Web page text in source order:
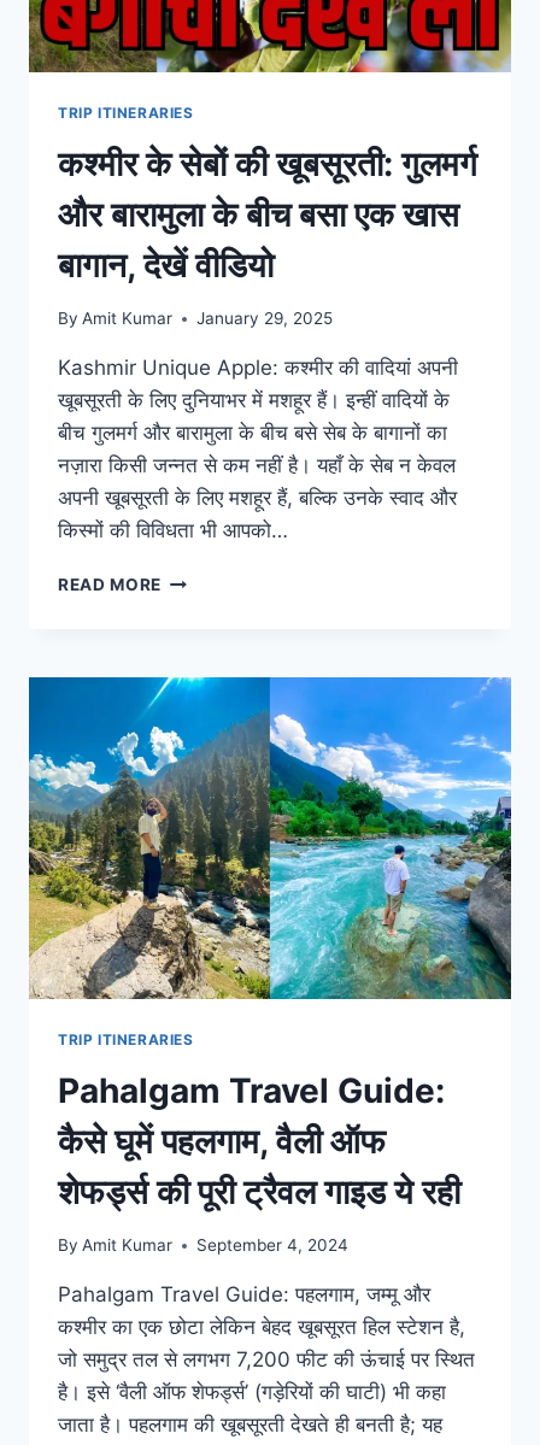
TRIP ITINERARIES
कश्मीर के सेबों की खूबसूरती: गुलमर्ग
और बारामुला के बीच बसा एक खास
बागान, देखें वीडियो
By Amit Kumar January 29, 2025
Kashmir Unique Apple: कश्मीर की वादियां अपनी
खूबसूरती के लिए दुनियाभर में मशहूर हैं। इन्हीं वादियों के
बीच गुलमर्ग और बारामुला के बीच बसे सेब के बागानों का
नज़ारा किसी जन्नत से कम नहीं है। यहाँ के सेब न केवल
अपनी खूबसूरती के लिए मशहूर हैं, बल्कि उनके स्वाद और
किस्मों की विविधता भी आपको…
READ MORE कश्मीर
खूबसूरती:
और
बारामुला
के
बीच
बसा
एक
खास
बागान,
देखें
वीडियो
TRIP ITINERARIES
Pahalgam Travel Guide:
कैसे घूमें पहलगाम, वैली ऑफ
शेफर्ड्स की पूरी ट्रैवल गाइड ये रही
By Amit Kumar September 4, 2024
Pahalgam Travel Guide: पहलगाम, जम्मू और
कश्मीर का एक छोटा लेकिन बेहद खूबसूरत हिल स्टेशन है,
जो समुद्र तल से लगभग 7,200 फीट की ऊंचाई पर स्थित
है। इसे ‘वैली ऑफ शेफर्ड्स’ (गड़ेरियों की घाटी) भी कहा
जाता है। पहलगाम की खूबसूरती देखते ही बनती है; यह